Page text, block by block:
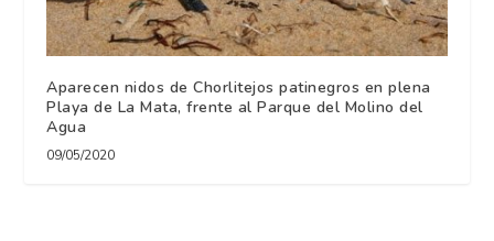
Aparecen nidos de Chorlitejos patinegros en plena
Playa de La Mata, frente al Parque del Molino del
Agua
09/05/2020